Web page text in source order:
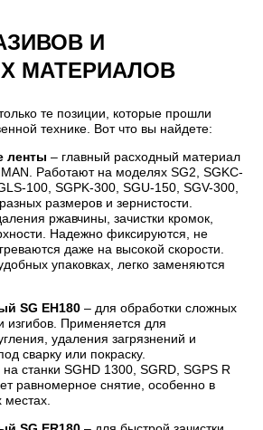
И
МАТЕРИАЛОВ
те позиции, которые прошли
технике. Вот что вы найдете:
ленты – главный расходный материал
Работают на моделях SG2, SGKC-
100, SGPK-300, SGU-150, SGV-300,
размеров и зернистости.
ржавчины, зачистки кромок,
Надежно фиксируются, не
даже на высокой скорости.
упаковках, легко заменяются
SG EH180 – для обработки сложных
изгибов. Применяется для
удаления загрязнений и
сварку или покраску.
на станки SGHD 1300, SGRD, SGPS R
равномерное снятие, особенно в
местах.